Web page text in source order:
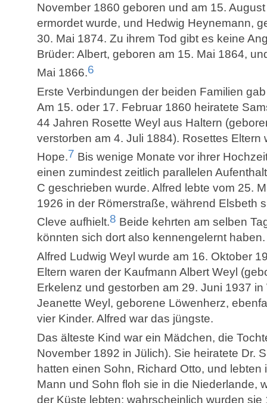
November 1860 geboren und am 15.
ermordet wurde, und Hedwig Heynemann,
30. Mai 1874. Zu ihrem Tod gibt es keine
Brüder: Albert, geboren am 15. Mai 1864,
Mai 1866.6
Erste Verbindungen der beiden Familien
Am 15. oder 17. Februar 1860 heiratete
44 Jahren Rosette Weyl aus Haltern
verstorben am 4. Juli 1884). Rosettes
Hope.7 Bis wenige Monate vor ihrer
einen zumindest zeitlich parallelen
C geschrieben wurde. Alfred lebte vom 25.
1926 in der Römerstraße, während Elsbeth
Cleve aufhielt.8 Beide kehrten am selben
könnten sich dort also kennengelernt haben.
Alfred Ludwig Weyl wurde am 16. Oktober
Eltern waren der Kaufmann Albert Weyl
Erkelenz und gestorben am 29. Juni 1937
Jeanette Weyl, geborene Löwenherz,
vier Kinder. Alfred war das jüngste.
Das älteste Kind war ein Mädchen, die
November 1892 in Jülich). Sie heiratete Dr.
hatten einen Sohn, Richard Otto, und lebten
Mann und Sohn floh sie in die Niederlande,
der Küste lebten; wahrscheinlich wurden